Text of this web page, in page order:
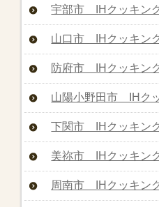
宇部市 IHクッキン
山口市 IHクッキン
防府市 IHクッキン
山陽小野田市 IHク
下関市 IHクッキン
美祢市 IHクッキン
周南市 IHクッキン